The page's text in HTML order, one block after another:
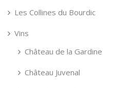
Les Collines du Bourdic
Vins
Château de la Gardine
Château Juvenal